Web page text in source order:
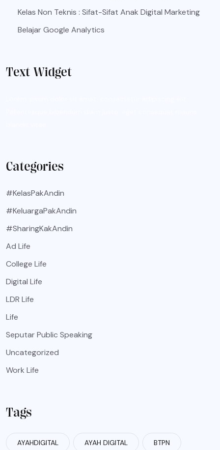
Kelas Non Teknis : Sifat-Sifat Anak Digital Marketing
Belajar Google Analytics
Text Widget
Categories
#KelasPakAndin
#KeluargaPakAndin
#SharingKakAndin
Ad Life
College Life
Digital Life
LDR Life
Life
Seputar Public Speaking
Uncategorized
Work Life
Tags
AYAHDIGITAL AYAH DIGITAL BTPN